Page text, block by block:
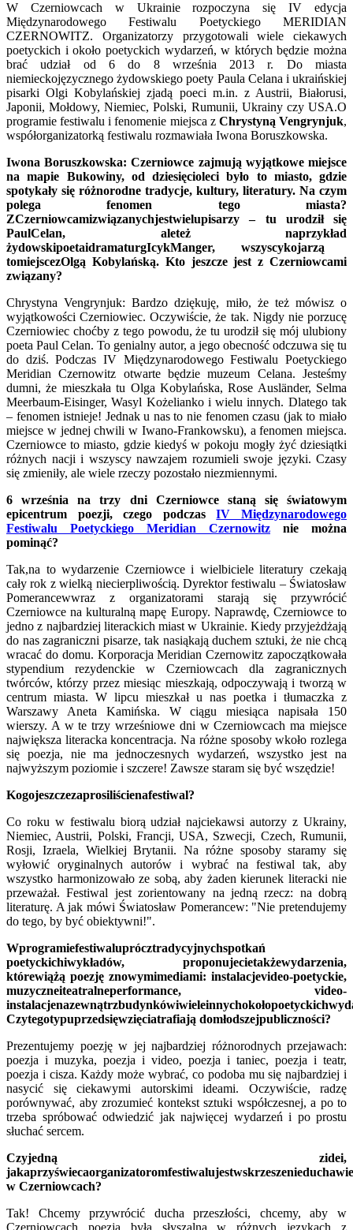
W Czerniowcach w Ukrainie rozpoczyna się IV edycja
Międzynarodowego Festiwalu Poetyckiego MERIDIAN
CZERNOWITZ. Organizatorzy przygotowali wiele ciekawych
poetyckich i około poetyckich wydarzeń, w których będzie można
brać udział od 6 do 8 września 2013 r. Do miasta
niemieckojęzycznego żydowskiego poety Paula Celana i ukraińskiej
pisarki Olgi Kobylańskiej zjadą poeci m.in. z Austrii, Białorusi,
Japonii, Mołdowy, Niemiec, Polski, Rumunii, Ukrainy czy USA.O
programie festiwalu i fenomenie miejsca z Chrystyną Vengrynjuk,
współorganizatorką festiwalu rozmawiała Iwona Boruszkowska.
Iwona Boruszkowska:Czerniowce zajmują wyjątkowe miejsce
na mapie Bukowiny, od dziesięcioleci było to miasto, gdzie
spotykały się różnorodne tradycje, kultury, literatury. Na czym
polega fenomen tego miasta?
ZCzerniowcamizwiązanychjestwielupisarzy – tu urodził się
PaulCelan, aleteż naprzykład
żydowskipoetaidramaturgIcykManger, wszyscykojarzą
tomiejscezOlgą Kobylańską. Kto jeszcze jest z Czerniowcami
związany?
Chrystyna Vengrynjuk: Bardzo dziękuję, miło, że też mówisz o
wyjątkowości Czerniowiec. Oczywiście, że tak. Nigdy nie porzucę
Czerniowiec choćby z tego powodu, że tu urodził się mój ulubiony
poeta Paul Celan. To genialny autor, a jego obecność odczuwa się tu
do dziś. Podczas IV Międzynarodowego Festiwalu Poetyckiego
Meridian Czernowitz otwarte będzie muzeum Celana. Jesteśmy
dumni, że mieszkała tu Olga Kobylańska, Rose Ausländer, Selma
Meerbaum-Eisinger, Wasyl Kożelianko i wielu innych. Dlatego tak
– fenomen istnieje! Jednak u nas to nie fenomen czasu (jak to miało
miejsce w jednej chwili w Iwano-Frankowsku), a fenomen miejsca.
Czerniowce to miasto, gdzie kiedyś w pokoju mogły żyć dziesiątki
różnych nacji i wszyscy nawzajem rozumieli swoje języki. Czasy
się zmieniły, ale wiele rzeczy pozostało niezmiennymi.
6 września na trzy dni Czerniowce staną się światowym
epicentrum poezji, czego podczasIV Międzynarodowego
Festiwalu Poetyckiego Meridian Czernowitz nie można
pominąć?
Tak,na to wydarzenie Czerniowce i wielbiciele literatury czekają
cały rok z wielką niecierpliwością. Dyrektor festiwalu – Światosław
Pomerancewwraz z organizatorami starają się przywrócić
Czerniowce na kulturalną mapę Europy. Naprawdę, Czerniowce to
jedno z najbardziej literackich miast w Ukrainie. Kiedy przyjeżdżają
do nas zagraniczni pisarze, tak nasiąkają duchem sztuki, że nie chcą
wracać do domu. Korporacja Meridian Czernowitz zapoczątkowała
stypendium rezydenckie w Czerniowcach dla zagranicznych
twórców, którzy przez miesiąc mieszkają, odpoczywają i tworzą w
centrum miasta. W lipcu mieszkał u nas poetka i tłumaczka z
Warszawy Aneta Kamińska. W ciągu miesiąca napisała 150
wierszy. A w te trzy wrześniowe dni w Czerniowcach ma miejsce
największa literacka koncentracja. Na różne sposoby wkoło rozlega
się poezja, nie ma jednoczesnych wydarzeń, wszystko jest na
najwyższym poziomie i szczere! Zawsze staram się być wszędzie!
Kogojeszczezaprosiliścienafestiwal?
Co roku w festiwalu biorą udział najciekawsi autorzy z Ukrainy,
Niemiec, Austrii, Polski, Francji, USA, Szwecji, Czech, Rumunii,
Rosji, Izraela, Wielkiej Brytanii. Na różne sposoby staramy się
wyłowić oryginalnych autorów i wybrać na festiwal tak, aby
wszystko harmonizowało ze sobą, aby żaden kierunek literacki nie
przeważał. Festiwal jest zorientowany na jedną rzecz: na dobrą
literaturę. A jak mówi Światosław Pomerancew: "Nie pretendujemy
do tego, by być obiektywni!".
Wprogramiefestiwaluprócztradycyjnychspotkań
poetyckichiwykładów, proponujecietakżewydarzenia,
którewiążą poezję znowymimediami: instalacjevideo-poetyckie,
muzyczneiteatralneperformance, video-
instalacjenazewnątrzbudynkówiwieleinnychokołopoetyckich
Czytegotypuprzedsięwzięciatrafiają domłodszejpubliczności?
Prezentujemy poezję w jej najbardziej różnorodnych przejawach:
poezja i muzyka, poezja i video, poezja i taniec, poezja i teatr,
poezja i cisza. Każdy może wybrać, co podoba mu się najbardziej i
nasycić się ciekawymi autorskimi ideami. Oczywiście, radzę
porównywać, aby zrozumieć kontekst sztuki współczesnej, a po to
trzeba spróbować odwiedzić jak najwięcej wydarzeń i po prostu
słuchać sercem.
Czyjedną zidei,
jakaprzyświecaorganizatoromfestiwalujestwskrzeszenieducha
w Czerniowcach?
Tak! Chcemy przywrócić ducha przeszłości, chcemy,aby w
Czerniowcach poezja była słyszalna w różnych językach z